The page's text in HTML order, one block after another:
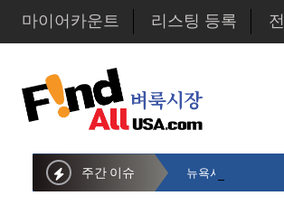
마이어카운트 리스팅 등록
주간 이슈 뉴욕시의회 샌드